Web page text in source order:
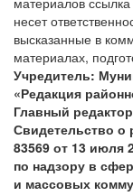
несет
высказанные в
материалах,
Учредитель:
«Редакция
Главный
Свидетельство
83569 от 13 июля
по надзору в
и массовых